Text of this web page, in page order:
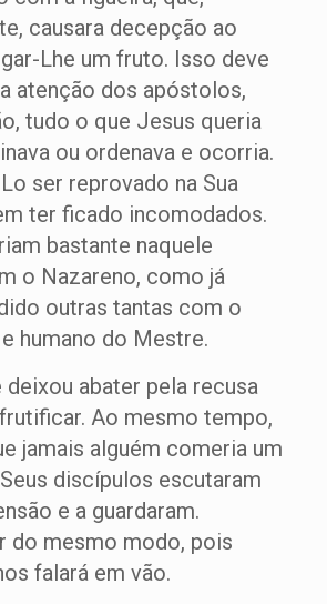
causara decepção ao
Lhe um fruto. Isso deve
atenção dos apóstolos,
tudo o que Jesus queria
ou ordenava e ocorria.
ser reprovado na Sua
ter ficado incomodados.
bastante naquele
o Nazareno, como já
outras tantas com o
humano do Mestre.
deixou abater pela recusa
Ao mesmo tempo,
jamais alguém comeria um
discípulos escutaram
e a guardaram.
do mesmo modo, pois
falará em vão.